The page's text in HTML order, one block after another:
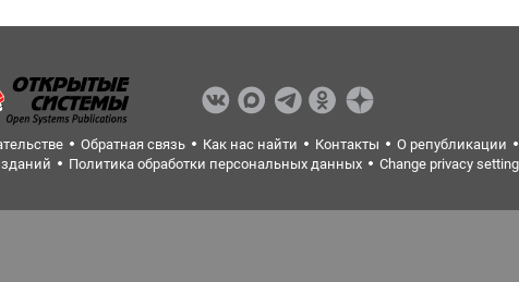
Обратная связь Как нас найти Контакты О републикации
Политика обработки персональных данных Change privacy